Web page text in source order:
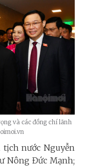
và các đồng chí lãnh
tịch nước Nguyễn
Nông Đức Mạnh;